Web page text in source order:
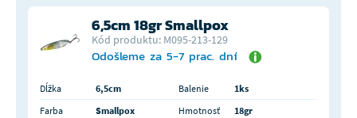
6,5cm 18gr Smallpox
Kód produktu: M095-213-129
Odošleme za 5-7 prac. dní
Dĺžka 6,5cm Balenie
1ks
Farba
Smallpox Hmotnosť
18gr